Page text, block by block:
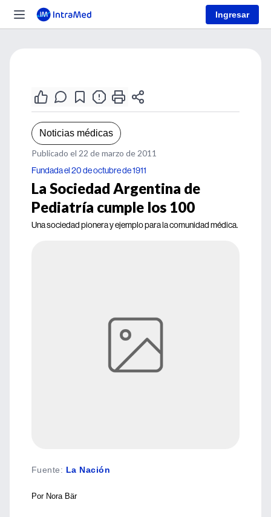
Ingresar
Noticias médicas
Publicado el 22 de marzo de 2011
Fundada el 20 de octubre de 1911
La Sociedad Argentina de
Pediatría cumple los 100
Una sociedad pionera y ejemplo para la comunidad médica.
Fuente: La Nación
Por Nora Bär